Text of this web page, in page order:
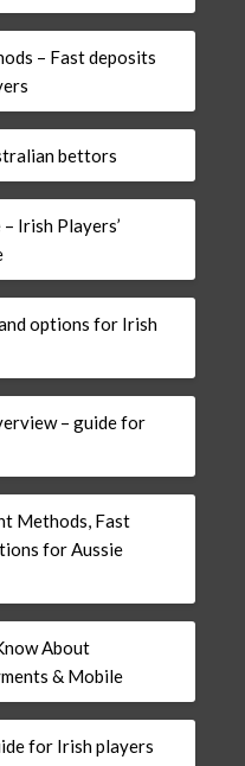
– Fast deposits
bettors
Irish Players’
options for Irish
– guide for
Methods, Fast
for Aussie
About
& Mobile
for Irish players